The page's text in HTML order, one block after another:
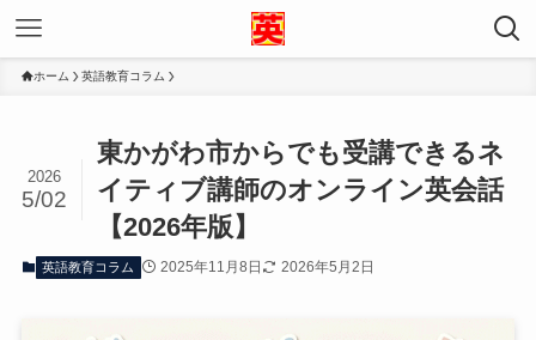
ホーム 英語教育コラム
東かがわ市からでも受講できるネ
イティブ講師のオンライン英会話
【2026年版】
2026
5/02
英語教育コラム 2025年11月8日 2026年5月2日